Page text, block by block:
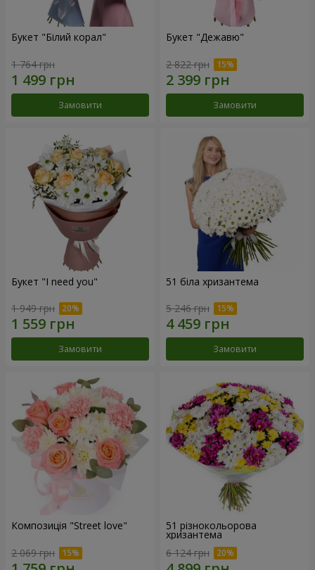
Букет "Білий корал"
1 764 грн
Замовити
Букет "Дежавю"
2 822 грн
Замовити
Букет "I need you"
1 949 грн
Замовити
51 біла хризантема
5 246 грн
Замовити
Композиція "Street love"
2 069 грн
51 різнокольорова
хризантема
6 124 грн